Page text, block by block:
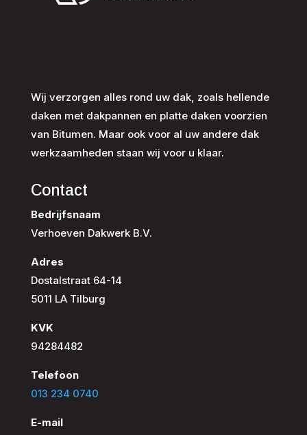
Wij verzorgen alles rond uw dak, zoals hellende
daken met dakpannen en platte daken voorzien
van Bitumen. Maar ook voor al uw andere dak
werkzaamheden staan wij voor u klaar.
Contact
Bedrijfsnaam
Verhoeven Dakwerk B.V.
Adres
Dostalstraat 64-14
5011 LA Tilburg
KVK
94284482
Telefoon
013 234 0740
E-mail